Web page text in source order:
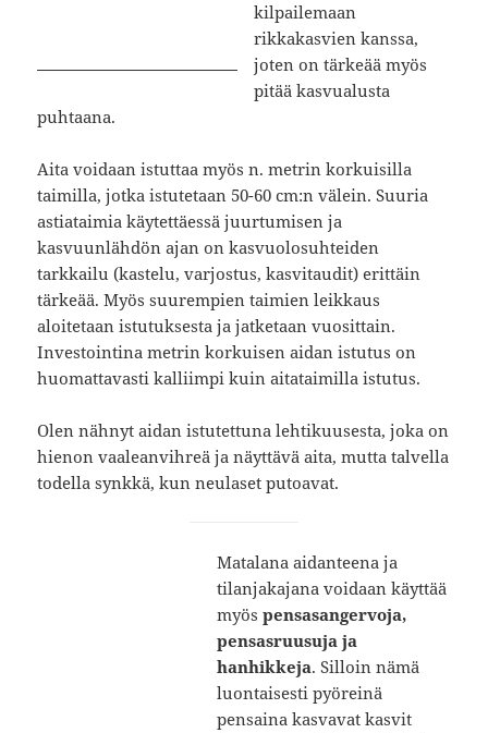
kilpailemaan
rikkakasvien kanssa,
joten on tärkeää myös
pitää kasvualusta
puhtaana.
Aita voidaan istuttaa myös n. metrin korkuisilla
taimilla, jotka istutetaan 50-60 cm:n välein. Suuria
astiataimia käytettäessä juurtumisen ja
kasvuunlähdön ajan on kasvuolosuhteiden
tarkkailu (kastelu, varjostus, kasvitaudit) erittäin
tärkeää. Myös suurempien taimien leikkaus
aloitetaan istutuksesta ja jatketaan vuosittain.
Investointina metrin korkuisen aidan istutus on
huomattavasti kalliimpi kuin aitataimilla istutus.
Olen nähnyt aidan istutettuna lehtikuusesta, joka on
hienon vaaleanvihreä ja näyttävä aita, mutta talvella
todella synkkä, kun neulaset putoavat.
Matalana aidanteena ja
tilanjakajana voidaan käyttää
myöspensasangervoja,
pensasruusuja ja
hanhikkeja. Silloin nämä
luontaisesti pyöreinä
pensaina kasvavat kasvit